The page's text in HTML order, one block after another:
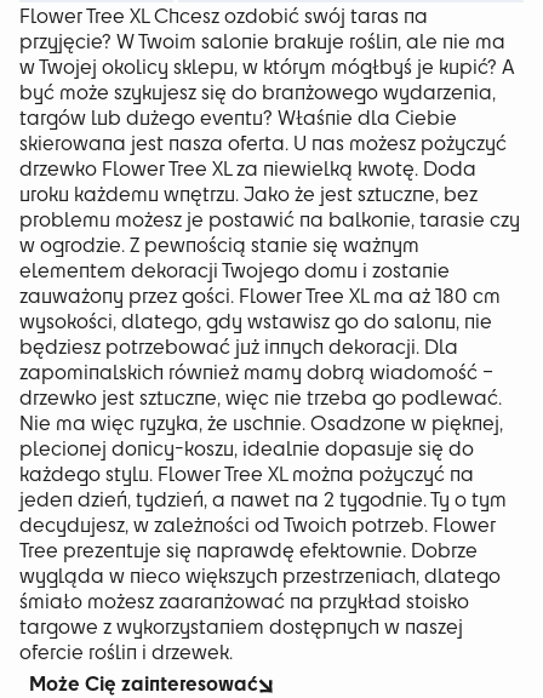
Flower Tree XL Chcesz ozdobić swój taras na
przyjęcie? W Twoim salonie brakuje roślin, ale nie ma
w Twojej okolicy sklepu, w którym mógłbyś je kupić? A
być może szykujesz się do branżowego wydarzenia,
targów lub dużego eventu? Właśnie dla Ciebie
skierowana jest nasza oferta. U nas możesz pożyczyć
drzewko Flower Tree XL za niewielką kwotę. Doda
uroku każdemu wnętrzu. Jako że jest sztuczne, bez
problemu możesz je postawić na balkonie, tarasie czy
w ogrodzie. Z pewnością stanie się ważnym
elementem dekoracji Twojego domu i zostanie
zauważony przez gości. Flower Tree XL ma aż 180 cm
wysokości, dlatego, gdy wstawisz go do salonu, nie
będziesz potrzebować już innych dekoracji. Dla
zapominalskich również mamy dobrą wiadomość –
drzewko jest sztuczne, więc nie trzeba go podlewać.
Nie ma więc ryzyka, że uschnie. Osadzone w pięknej,
plecionej donicy-koszu, idealnie dopasuje się do
każdego stylu. Flower Tree XL można pożyczyć na
jeden dzień, tydzień, a nawet na 2 tygodnie. Ty o tym
decydujesz, w zależności od Twoich potrzeb. Flower
Tree prezentuje się naprawdę efektownie. Dobrze
wygląda w nieco większych przestrzeniach, dlatego
śmiało możesz zaaranżować na przykład stoisko
targowe z wykorzystaniem dostępnych w naszej
ofercie roślin i drzewek.
Może Cię zainteresować